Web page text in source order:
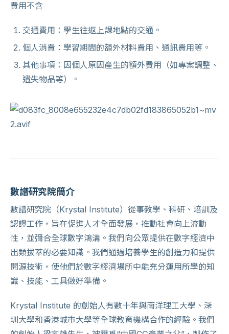
費用不含
交通費用：學生往返上課地點的交通。
個人消費：學習期間的額外材料費用、通訊費用等。
其他事項：因個人原因產生的額外費用（如專案調整、
遺失物品等）。
數譜研究院簡介
數譜研究院（Krystal Institute）從事教學、科研、培訓及
認證工作，旨在促進人才全面發展，推動社會向上流動
性，並彌合全球數字鴻溝。我們向公眾提供在數字經濟中
出類拔萃的必要知識。我們通過培養學生的創造力和提供
開源技術，使他們於數字經濟場所中能充分運用所學的知
識、技能、工具做好準備。
Krystal Institute 的創始人有數十年與南洋理工大學、深
圳大學和香港城市大學等全球教育機構合作的經驗。我們